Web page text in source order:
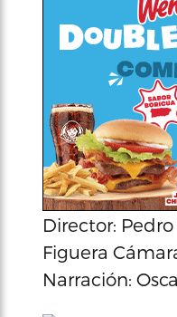
Director:
Figuera
Narración: